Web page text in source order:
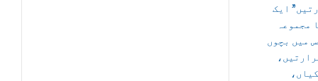
ایک
مجموعہ
میں بچوں